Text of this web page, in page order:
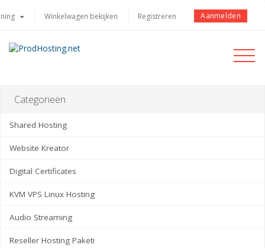
Winkelwagen bekijken Registreren Aanmelden
Toggle
Categorieën
Shared Hosting
Website Kreator
Digital Certificates
KVM VPS Linux Hosting
Audio Streaming
Reseller Hosting Paketi